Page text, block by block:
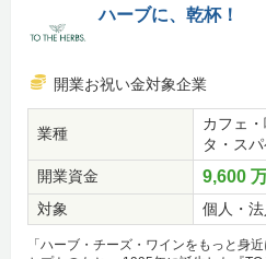
ハーブに、乾杯！
開業お祝い金対象企業
業種
カフェ
タ・ス
開業資金
9,600
対象 個人・法
「ハーブ・チーズ・ワインをもっと身